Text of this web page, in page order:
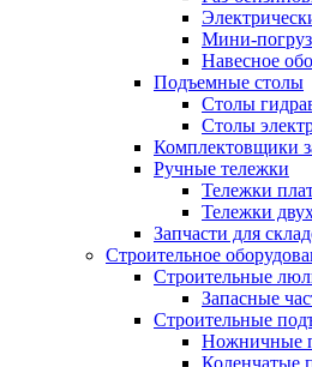
Мини-
Навесное
Подъемные столы
Столы
Столы
Комплектовщики
Ручные тележки
Тележки
Тележки
Запчасти для
Строительное
Строительные
Запасные
Строительные
Ножничные
Коленчатые